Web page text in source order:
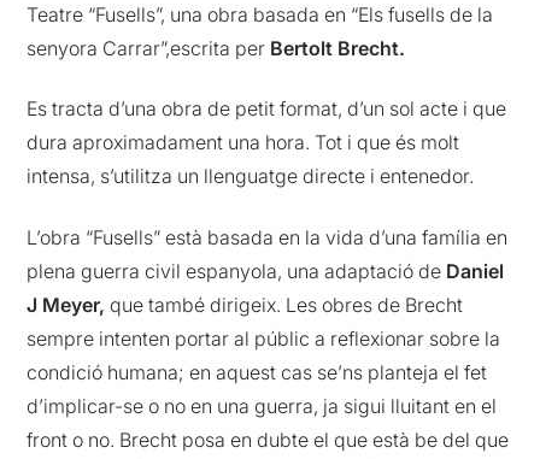
Teatre “Fusells”, una obra basada en “Els fusells de la
senyora Carrar”,escrita per Bertolt Brecht.
Es tracta d’una obra de petit format, d’un sol acte i que
dura aproximadament una hora. Tot i que és molt
intensa, s’utilitza un llenguatge directe i entenedor.
L’obra “Fusells” està basada en la vida d’una família en
plena guerra civil espanyola, una adaptació de Daniel
J Meyer, que també dirigeix. Les obres de Brecht
sempre intenten portar al públic a reflexionar sobre la
condició humana; en aquest cas se’ns planteja el fet
d’implicar-se o no en una guerra, ja sigui lluitant en el
front o no. Brecht posa en dubte el que està be del que